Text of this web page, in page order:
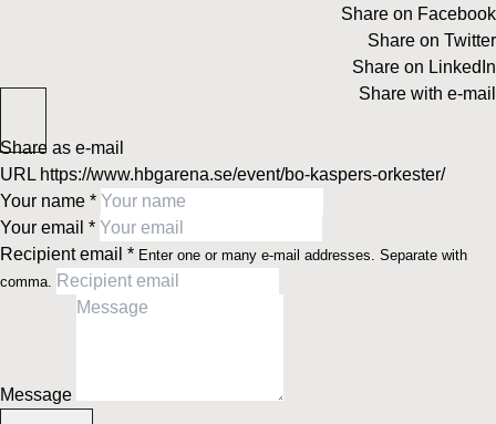
Share on Facebook
Share on Twitter
Share on LinkedIn
Share with e-mail
Share as e-mail
URL https://www.hbgarena.se/event/bo-kaspers-orkester/
Your name *
Your email *
Recipient email * Enter one or many e-mail addresses. Separate with
comma.
Message